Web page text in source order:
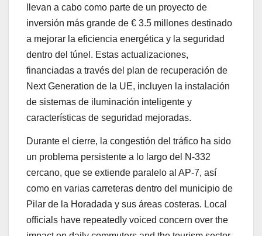
llevan a cabo como parte de un proyecto de
inversión más grande de € 3.5 millones destinado
a mejorar la eficiencia energética y la seguridad
dentro del túnel. Estas actualizaciones,
financiadas a través del plan de recuperación de
Next Generation de la UE, incluyen la instalación
de sistemas de iluminación inteligente y
características de seguridad mejoradas.
Durante el cierre, la congestión del tráfico ha sido
un problema persistente a lo largo del N-332
cercano, que se extiende paralelo al AP-7, así
como en varias carreteras dentro del municipio de
Pilar de la Horadada y sus áreas costeras. Local
officials have repeatedly voiced concern over the